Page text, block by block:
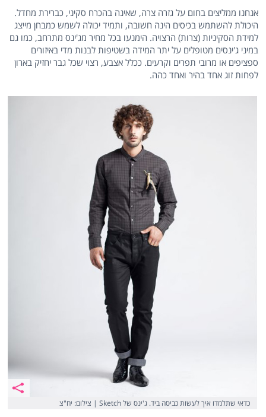
אנחנו ממליצים בחום על גזרה צרה, שאינה בהכרח סקיני, כברירת מחדל.
היכולת להשתמש בכיסים הינה חשובה, ותמיד יכולה לשמש כמבחן מייצג
למידת הסקיניות (צרות) הרצויה. הימנעו בכל מחיר מג'ינס מתרחב, כמו גם
במיני ג'ינסים מטופלים על יתר המידה בשטיפות לבנות מדי באיזורים
ספציפים או מרובי תפרים וקרעים. ככלל אצבע, רצוי שכל גבר יחזיק בארון
לפחות זוג אחד בהיר ואחד כהה.
כדאי שתלמדו איך לעשות כביסה ביד. ג'ינס של Sketch | צילום: יח"צ